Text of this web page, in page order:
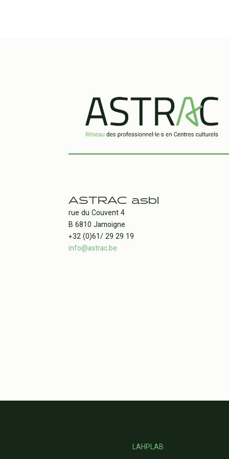
ASTRAC asbl
rue du Couvent 4
B 6810 Jamoigne
+32 (0)61/ 29 29 19
info@astrac.be
| design with joy byLAHPLAB